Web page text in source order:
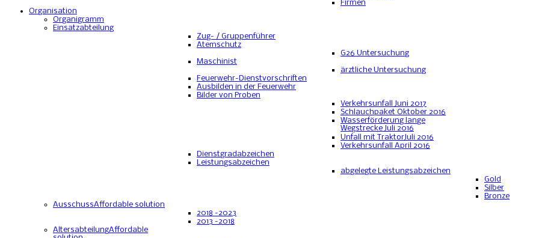
Firmen
Organisation
Organigramm
Einsatzabteilung
Zug- / Gruppenführer
Atemschutz
G26 Untersuchung
Maschinist
ärztliche Untersuchung
Feuerwehr-Dienstvorschriften
Ausbilden in der Feuerwehr
Bilder von Proben
Verkehrsunfall Juni 2017
Schlauchpaket Oktober 2016
Wasserförderung lange
Wegstrecke Juli 2016
Unfall mit TraktorJuli 2016
Verkehrsunfall April 2016
Dienstgradabzeichen
Leistungsabzeichen
abgelegte Leistungsabzeichen
Gold
Silber
Bronze
AusschussAffordable solution
2018 -2023
2013 -2018
AltersabteilungAffordable